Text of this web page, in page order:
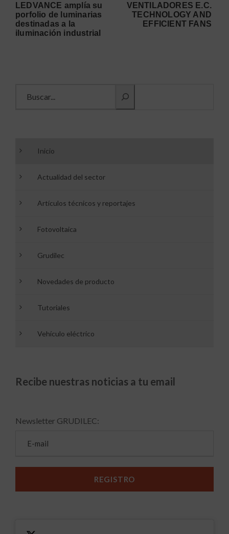
LEDVANCE amplía su
porfolio de luminarias
destinadas a la
iluminación industrial
VENTILADORES E.C.
TECHNOLOGY AND
EFFICIENT FANS
Inicio
Actualidad del sector
Artículos técnicos y reportajes
Fotovoltaica
Grudilec
Novedades de producto
Tutoriales
Vehículo eléctrico
Recibe nuestras noticias a tu email
Newsletter GRUDILEC: